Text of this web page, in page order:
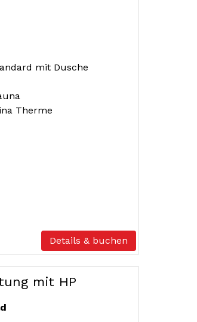
mit Dusche
Therme
Details & buchen
mit HP